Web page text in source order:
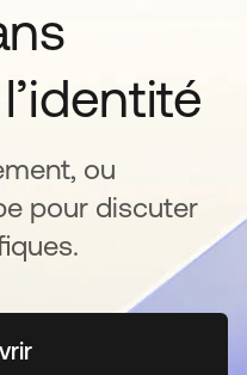
ou
pour discuter
dans un nouvel